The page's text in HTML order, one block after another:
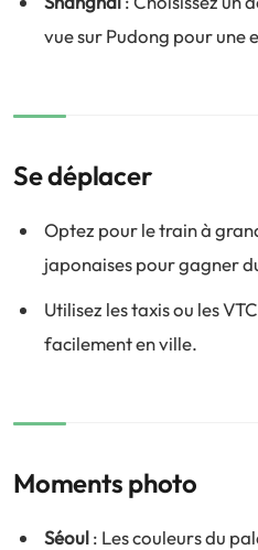
vue sur Pudong pour une
Se déplacer
Optez pour le train à
japonaises pour gagner
Utilisez les taxis ou les
facilement en ville.
Moments photo
Séoul: Les couleurs du